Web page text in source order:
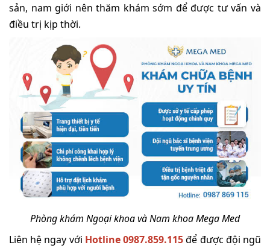
sản, nam giới nên thăm khám sớm để được tư vấn và
điều trị kịp thời.
Phòng khám Ngoại khoa và Nam khoa Mega Med
Liên hệ ngay với Hotline 0987.859.115để được đội ngũ